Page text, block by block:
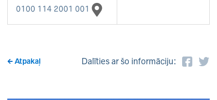
0100 114 2001 001
Atpakaļ Dalīties ar šo informāciju: